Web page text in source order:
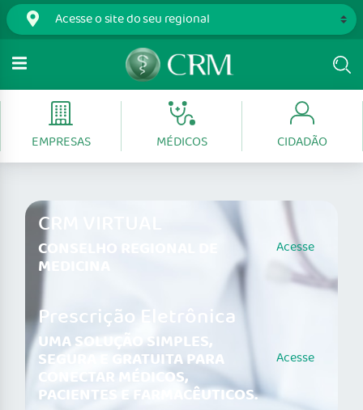
EMPRESAS MÉDICOS CIDADÃO
CRM VIRTUAL
CONSELHO REGIONAL DE
MEDICINA
Acesse
Prescrição Eletrônica
UMA SOLUÇÃO SIMPLES,
SEGURA E GRATUITA PARA
CONECTAR MÉDICOS,
PACIENTES E FARMACÊUTICOS.
Acesse